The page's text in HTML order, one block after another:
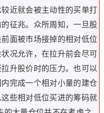
近就会被主动性的买单打
征兆。众所周知，一旦股
面被市场接掉的相对低位
况允许，在拉升前会尽可
升股价时的压力。也可以
完成一个相对小量的建仓
些相对低位买进的筹码就